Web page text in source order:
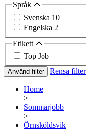
Språk
Svenska 10
Engelska 2
Etikett
Top Job
Använd filter Rensa filter
Home
>
Sommarjobb
>
Örnsköldsvik